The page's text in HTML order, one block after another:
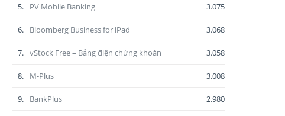
5.
PV Mobile Banking 3.075
6. Bloomberg Business for iPad 3.068
7. vStock Free – Bảng điện chứng khoán 3.058
8. M-Plus 3.008
9. BankPlus 2.980